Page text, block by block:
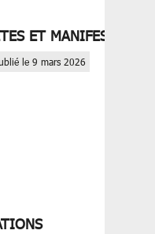
ET
le 9 mars 2026